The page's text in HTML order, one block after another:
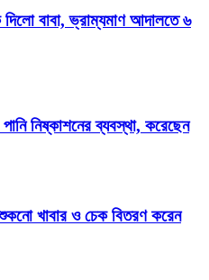
বাবা, ভ্রাম্যমাণ আদালতে ৬
নিষ্কাশনের ব্যবস্থা, করেছেন
খাবার ও চেক বিতরণ করেন